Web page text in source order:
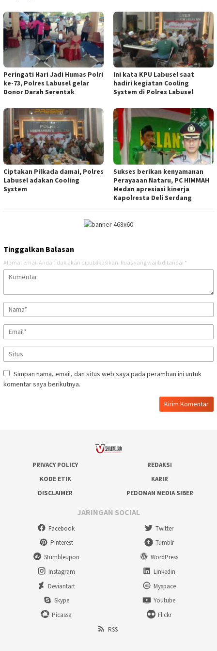
Peringati Hari Jadi Humas Polri
ke-73, Polres Labusel gelar
Donor Darah Serentak
Ini kata KPU Labusel saat
hadiri kegiatan Cooling
System di Polres Labusel
Ciptakan Pilkada damai, Polres
Labusel adakan Cooling
System
Sukses berikan kenyamanan
Perayaaan Nataru, PC HIMMAH
Medan apresiasi kinerja
Kapolresta Deli Serdang
Tinggalkan Balasan
Alamat email Anda tidak akan dipublikasikan. Ruas yang wajib ditandai *
Simpan nama, email, dan situs web saya pada peramban ini untuk
komentar saya berikutnya.
PRIVACY POLICY
REDAKSI
KODE ETIK
KARIR
DISCLAIMER
PEDOMAN MEDIA SIBER
JARINGAN SOCIAL
Facebook
Twitter
Pinterest
Tumblr
Stumbleupon
WordPress
Instagram
Linkedin
Deviantart
Myspace
Skype
Youtube
Picassa
Flickr
RSS